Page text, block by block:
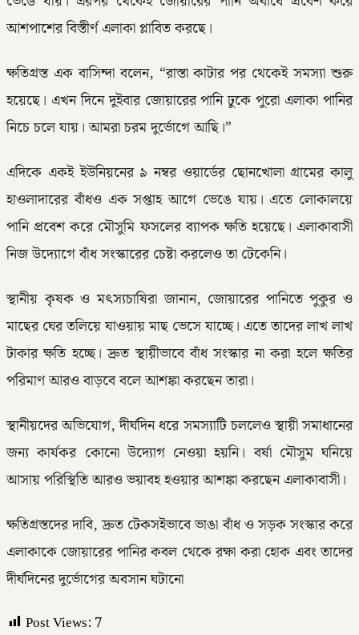
আশপাশের বিস্তীর্ণ এলাকা প্লাবিত করছে।
ক্ষতিগ্রস্ত এক বাসিন্দা বলেন, “রাস্তা কাটার পর থেকেই সমস্যা শুরু
হয়েছে। এখন দিনে দুইবার জোয়ারের পানি ঢুকে পুরো এলাকা পানির
নিচে চলে যায়। আমরা চরম দুর্ভোগে আছি।”
এদিকে একই ইউনিয়নের ৯ নম্বর ওয়ার্ডের ছোনখোলা গ্রামের কালু
হাওলাদারের বাঁধও এক সপ্তাহ আগে ভেঙে যায়। এতে লোকালয়ে
পানি প্রবেশ করে মৌসুমি ফসলের ব্যাপক ক্ষতি হয়েছে। এলাকাবাসী
নিজ উদ্যোগে বাঁধ সংস্কারের চেষ্টা করলেও তা টেকেনি।
স্থানীয় কৃষক ও মৎস্যচাষিরা জানান, জোয়ারের পানিতে পুকুর ও
মাছের ঘের তলিয়ে যাওয়ায় মাছ ভেসে যাচ্ছে। এতে তাদের লাখ লাখ
টাকার ক্ষতি হচ্ছে। দ্রুত স্থায়ীভাবে বাঁধ সংস্কার না করা হলে ক্ষতির
পরিমাণ আরও বাড়বে বলে আশঙ্কা করছেন তারা।
স্থানীয়দের অভিযোগ, দীর্ঘদিন ধরে সমস্যাটি চললেও স্থায়ী সমাধানের
জন্য কার্যকর কোনো উদ্যোগ নেওয়া হয়নি। বর্ষা মৌসুম ঘনিয়ে
আসায় পরিস্থিতি আরও ভয়াবহ হওয়ার আশঙ্কা করছেন এলাকাবাসী।
ক্ষতিগ্রস্তদের দাবি, দ্রুত টেকসইভাবে ভাঙা বাঁধ ও সড়ক সংস্কার করে
এলাকাকে জোয়ারের পানির কবল থেকে রক্ষা করা হোক এবং তাদের
দীর্ঘদিনের দুর্ভোগের অবসান ঘটানো
Post Views: 7